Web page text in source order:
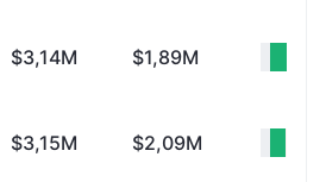
$3,14M $1,89M
$3,15M $2,09M